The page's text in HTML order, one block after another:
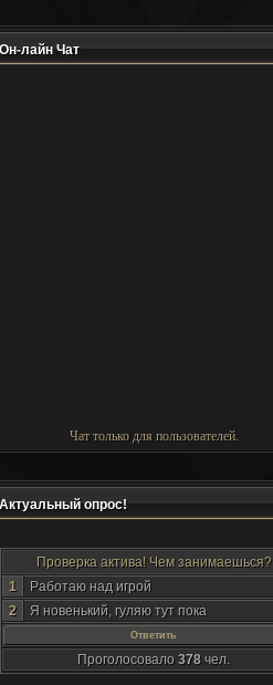
лайн Чат
Чат только для пользователей.
опрос!
Проверка актива! Чем занимаешься?
1
Работаю над игрой
2
Я новенький, гуляю тут пока
Проголосовало 378 чел.